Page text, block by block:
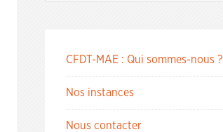
CFDT-MAE : Qui sommes-nous ?
Nos instances
Nous contacter